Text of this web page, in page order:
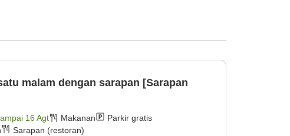
malam dengan sarapan [Sarapan
16 Agt Makanan
Parkir gratis
Sarapan (restoran)